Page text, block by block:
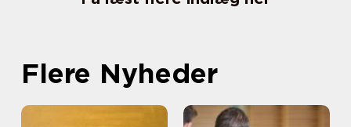
Flere Nyheder